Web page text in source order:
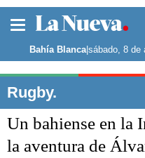
Noticias
Bahía Blanca|sábado, 8 de
Rugby.
Un bahiense en la
la aventura de